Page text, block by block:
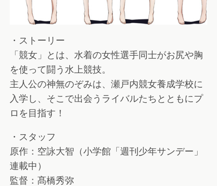
・ストーリー
「競女」とは、水着の女性選手同士がお尻や胸
を使って闘う水上競技。
主人公の神無のぞみは、瀬戸内競女養成学校に
入学し、そこで出会うライバルたちとともにプ
ロを目指す！
・スタッフ
原作：空詠大智（小学館「週刊少年サンデー」
連載中）
監督：髙橋秀弥